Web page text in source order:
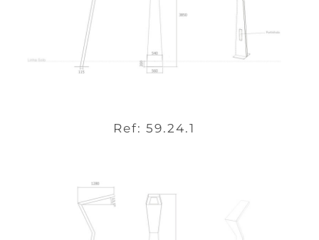
Ref: 59.24.1